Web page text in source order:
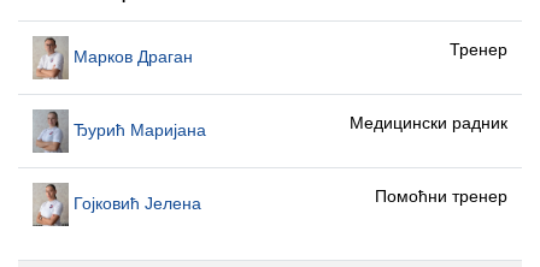
Марков Драган Тренер
Ђурић Маријана Медицински радник
Гојковић Јелена Помоћни тренер